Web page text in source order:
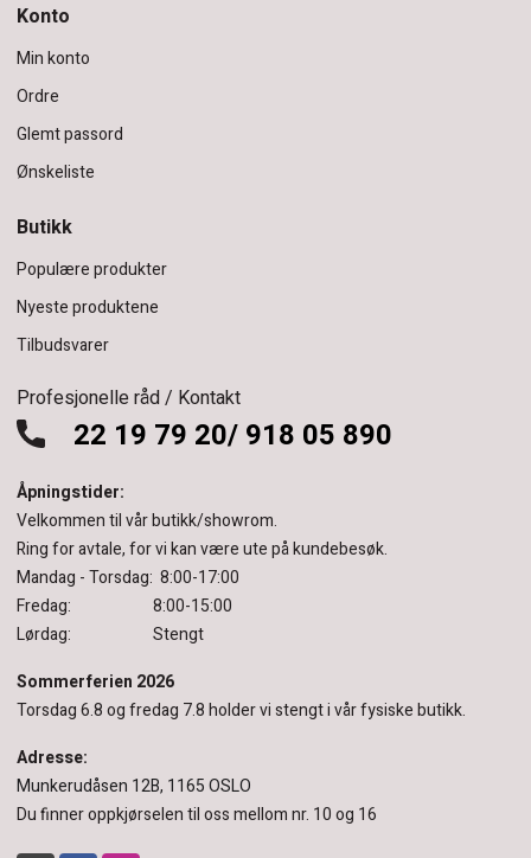
Konto
Min konto
Ordre
Glemt passord
Ønskeliste
Butikk
Populære produkter
Nyeste produktene
Tilbudsvarer
Profesjonelle råd / Kontakt
22 19 79 20/ 918 05 890
Åpningstider:
Velkommen til vår butikk/showrom.
Ring for avtale, for vi kan være ute på kundebesøk.
Mandag - Torsdag: 8:00-17:00
Fredag: 8:00-15:00
Lørdag: Stengt
Sommerferien 2026
Torsdag 6.8 og fredag 7.8 holder vi stengt i vår fysiske butikk.
Adresse:
Munkerudåsen 12B, 1165 OSLO
Du finner oppkjørselen til oss mellom nr. 10 og 16